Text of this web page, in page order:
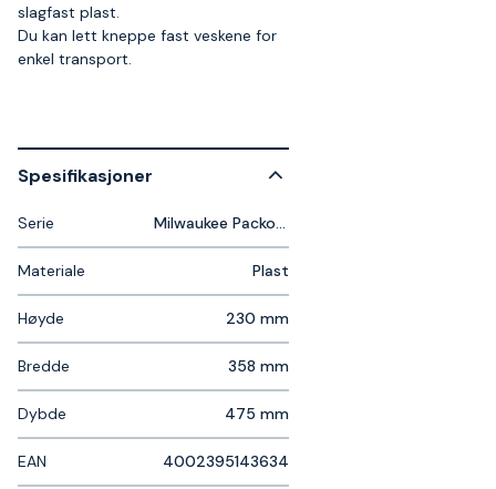
slagfast plast.
Du kan lett kneppe fast veskene for
enkel transport.
Spesifikasjoner
Serie Milwaukee Packout
Materiale Plast
Høyde 230 mm
Bredde 358 mm
Dybde 475 mm
EAN 4002395143634